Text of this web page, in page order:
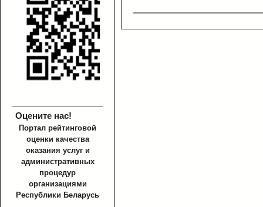
Оцените нас!
Портал рейтинговой
оценки качества
оказания услуг и
административных
процедур
организациями
Республики Беларусь